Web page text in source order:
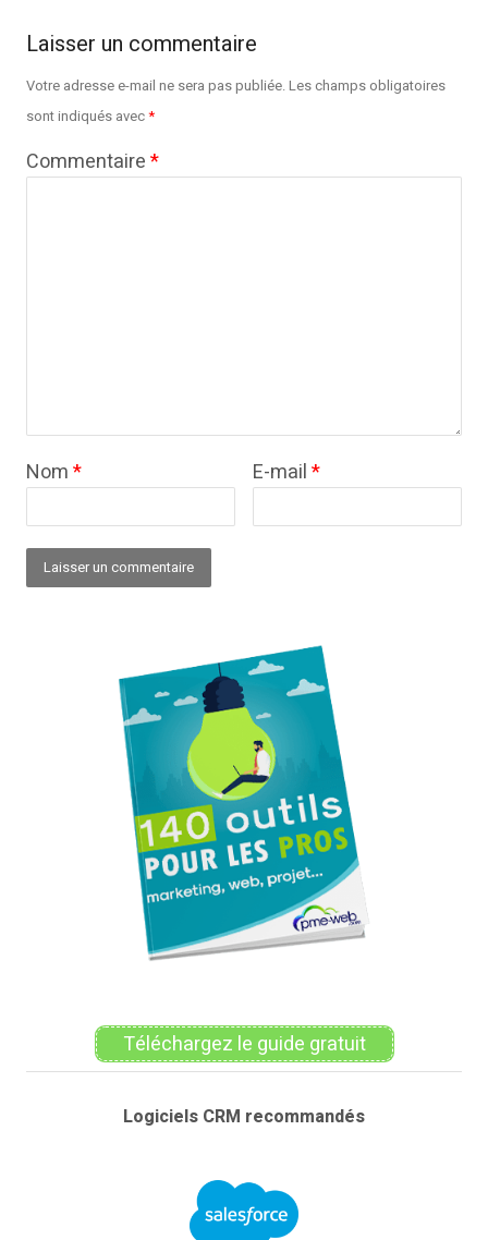
Laisser un commentaire
Votre adresse e-mail ne sera pas publiée.Les champs obligatoires
sont indiqués avec*
Commentaire*
Nom* E-mail*
Téléchargez le guide gratuit
Logiciels CRM recommandés